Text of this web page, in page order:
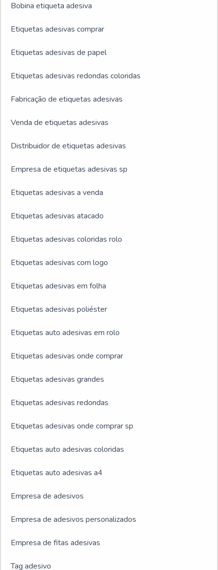
Bobina etiqueta adesiva
Etiquetas adesivas comprar
Etiquetas adesivas de papel
Etiquetas adesivas redondas coloridas
Fabricação de etiquetas adesivas
Venda de etiquetas adesivas
Distribuidor de etiquetas adesivas
Empresa de etiquetas adesivas sp
Etiquetas adesivas a venda
Etiquetas adesivas atacado
Etiquetas adesivas coloridas rolo
Etiquetas adesivas com logo
Etiquetas adesivas em folha
Etiquetas adesivas poliéster
Etiquetas auto adesivas em rolo
Etiquetas adesivas onde comprar
Etiquetas adesivas grandes
Etiquetas adesivas redondas
Etiquetas adesivas onde comprar sp
Etiquetas auto adesivas coloridas
Etiquetas auto adesivas a4
Empresa de adesivos
Empresa de adesivos personalizados
Empresa de fitas adesivas
Tag adesivo